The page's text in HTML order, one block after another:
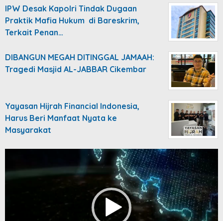
IPW Desak Kapolri Tindak Dugaan
Praktik Mafia Hukum di Bareskrim,
Terkait Penan…
DIBANGUN MEGAH DITINGGAL JAMAAH:
Tragedi Masjid AL-JABBAR Cikembar
Yayasan Hijrah Financial Indonesia,
Harus Beri Manfaat Nyata ke
Masyarakat